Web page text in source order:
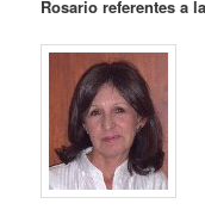
Rosario referentes a